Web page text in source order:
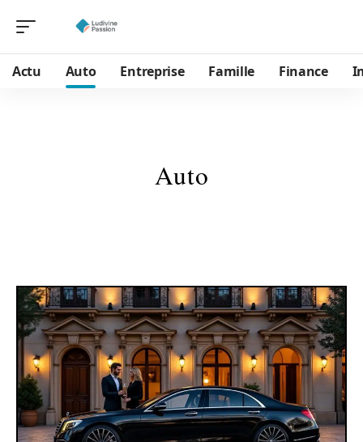
Actu Auto Entreprise Famille Finance
Auto